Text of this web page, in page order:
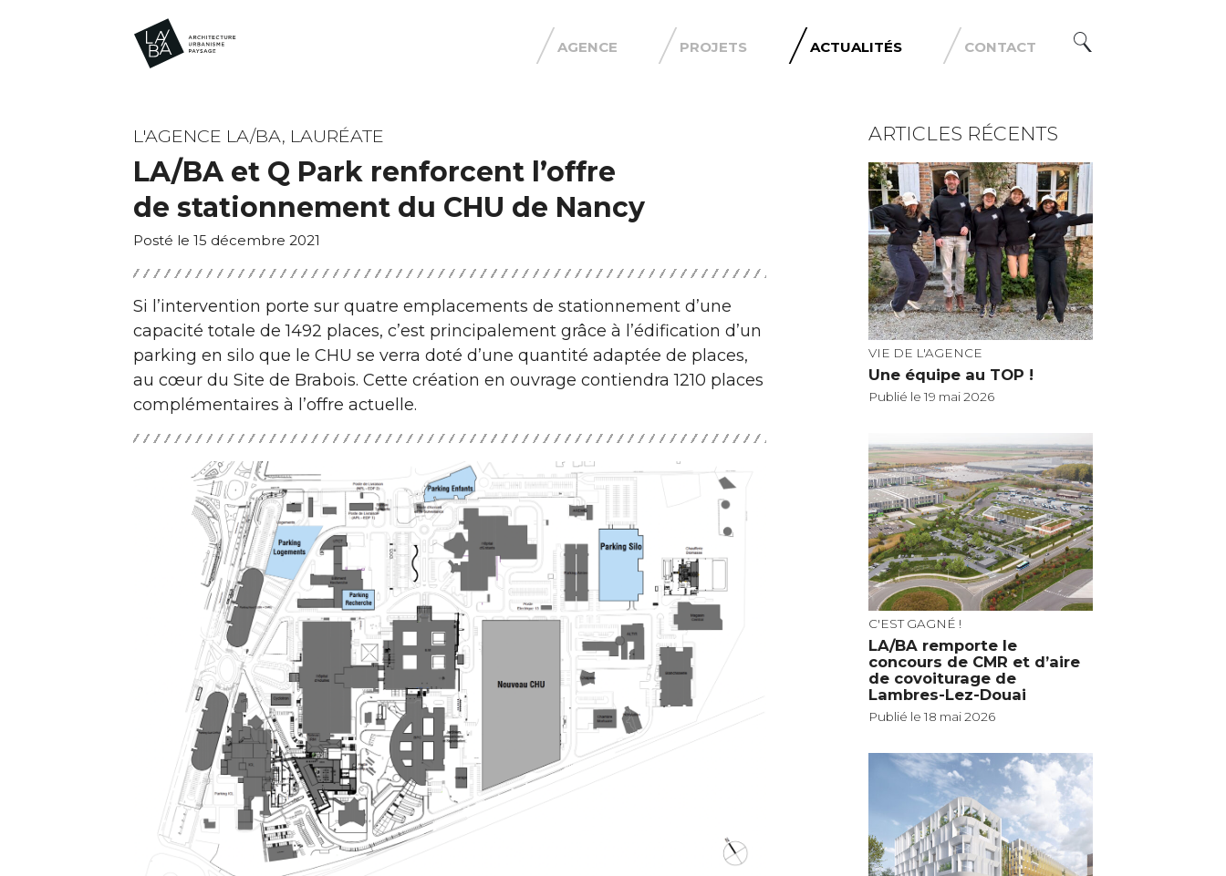
AGENCE PROJETS ACTUALITÉS CONTACT
L'AGENCE LA/BA, LAURÉATE
LA/BA et Q Park renforcent l’offre
de stationnement du CHU de Nancy
Posté le 15 décembre 2021
Si l’intervention porte sur quatre emplacements de stationnement d’une
capacité totale de 1492 places, c’est principalement grâce à l’édification d’un
parking en silo que le CHU se verra doté d’une quantité adaptée de places,
au cœur du Site de Brabois. Cette création en ouvrage contiendra 1210 places
complémentaires à l’offre actuelle.
ARTICLES RÉCENTS
VIE DE L'AGENCE
Une équipe au TOP !
Publié le 19 mai 2026
C'EST GAGNÉ !
LA/BA remporte le
concours de CMR et d’aire
de covoiturage de
Lambres-Lez-Douai
Publié le 18 mai 2026